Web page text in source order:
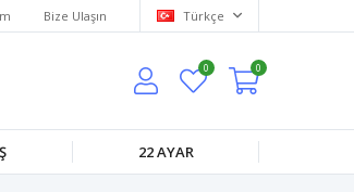
Bize Ulaşın Türkçe
0 0
22 AYAR